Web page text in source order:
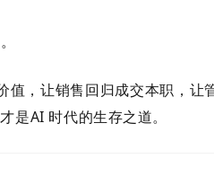
值，让销售回归成交本职，让
是AI 时代的生存之道。